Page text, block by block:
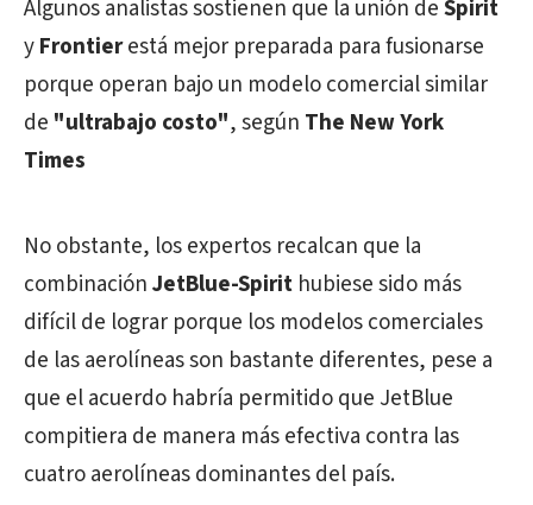
Algunos analistas sostienen que la unión deSpirit
yFrontierestá mejor preparada para fusionarse
porque operan bajo un modelo comercial similar
de "ultrabajo costo", según The New York
Times
No obstante, los expertos recalcan que la
combinaciónJetBlue-Spirit hubiese sido más
difícil de lograr porque los modelos comerciales
de las aerolíneas son bastante diferentes, pese a
que el acuerdo habría permitido que JetBlue
compitiera de manera más efectiva contra las
cuatro aerolíneas dominantes del país.